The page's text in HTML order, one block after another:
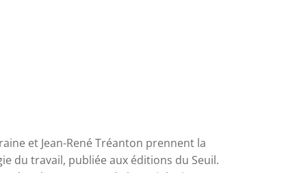
et Jean-René Tréanton prennent la
du travail, publiée aux éditions du Seuil.